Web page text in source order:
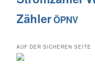
ZählerÖPNV
AUF DER SICHEREN SEITE